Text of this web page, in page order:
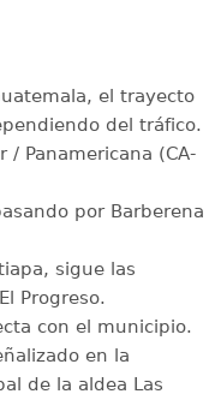
el trayecto
del tráfico.
/ Panamericana (CA-
por Barberena
sigue las
Progreso.
con el municipio.
en la
de la aldea Las